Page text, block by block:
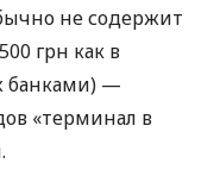
не содержит
грн как в
банками) —
«терминал в